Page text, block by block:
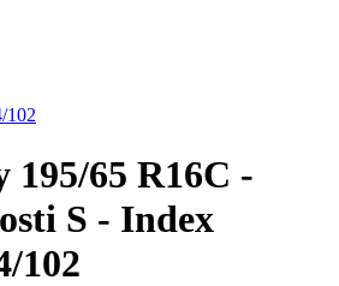
102
195/65 R16C -
S - Index
102